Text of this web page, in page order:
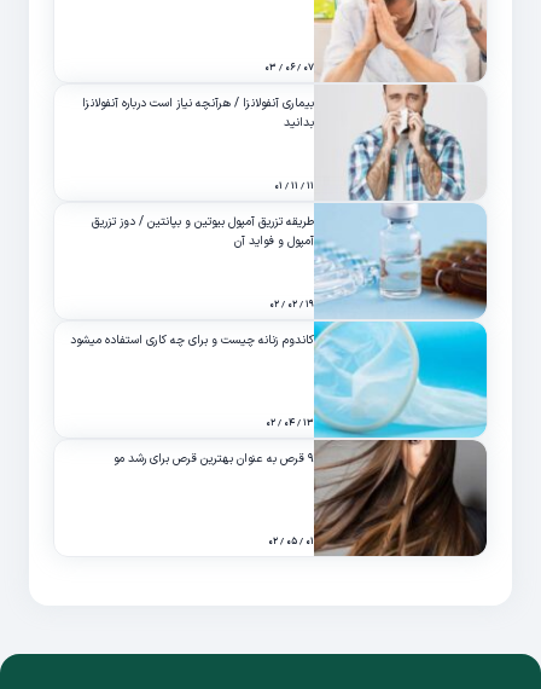
۰۷ / ۰۶ / ۰۳
بیماری آنفولانزا / هرآنچه نیاز است درباره آنفولانزا
بدانید
۱۱ / ۱۱ / ۰۱
طریقه تزریق آمپول بیوتین و بپانتین / دوز تزریق
آمپول و فواید آن
۱۹ / ۰۲ / ۰۲
کاندوم زنانه چیست و برای چه کاری استفاده میشود
۱۳ / ۰۴ / ۰۲
۹ قرص به عنوان بهترین قرص برای رشد مو
۰۱ / ۰۵ / ۰۲